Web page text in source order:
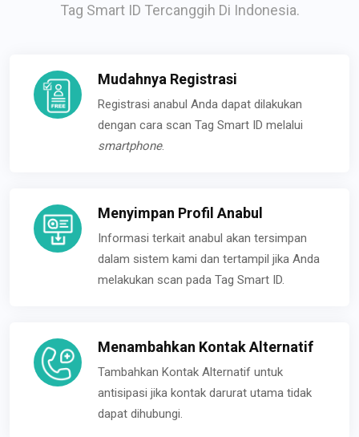
Tag Smart ID Tercanggih Di Indonesia.
Mudahnya Registrasi
Registrasi anabul Anda dapat dilakukan
dengan cara scan Tag Smart ID melalui
smartphone.
Menyimpan Profil Anabul
Informasi terkait anabul akan tersimpan
dalam sistem kami dan tertampil jika Anda
melakukan scan pada Tag Smart ID.
Menambahkan Kontak Alternatif
Tambahkan Kontak Alternatif untuk
antisipasi jika kontak darurat utama tidak
dapat dihubungi.